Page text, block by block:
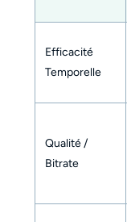
Efficacité
Temporelle
Qualité /
Bitrate